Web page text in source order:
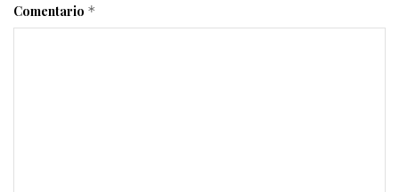
Comentario *